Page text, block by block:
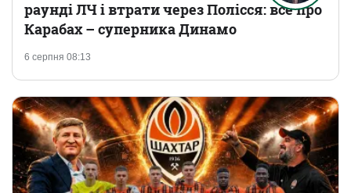
6 серпня 08:13
раунді ЛЧ і втрати через Полісся: все про
Карабах – суперника Динамо